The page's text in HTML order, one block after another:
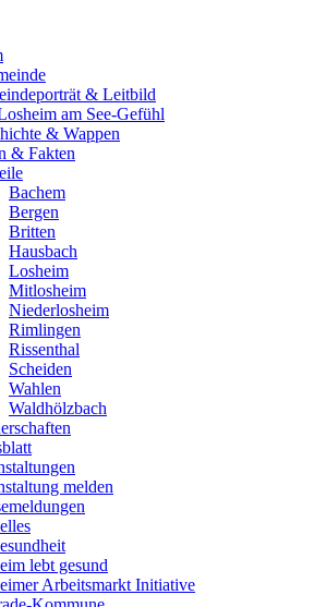
& Leitbild
am See-Gefühl
& Wappen
& Fakten
Bachem
Bergen
Britten
Hausbach
Losheim
Mitlosheim
Niederlosheim
Rimlingen
Rissenthal
Scheiden
Wahlen
Waldhölzbach
melden
lebt gesund
Arbeitsmarkt Initiative